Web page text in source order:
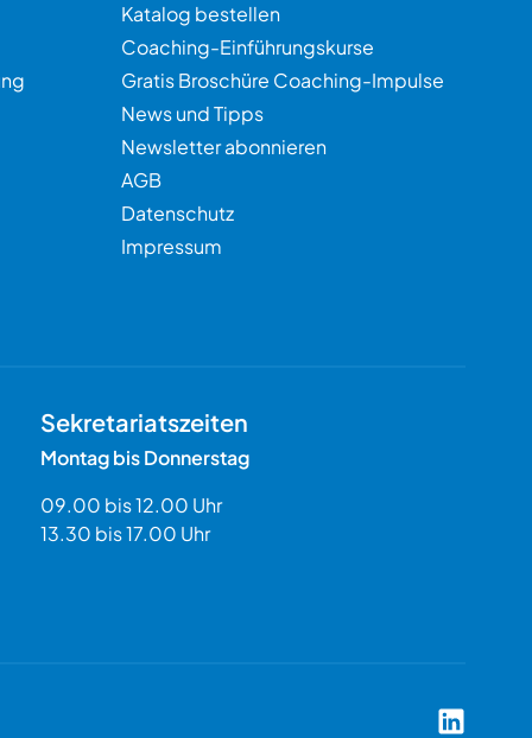
Katalog bestellen
Coaching-Einführungskurse
Gratis Broschüre Coaching-Impulse
News und Tipps
Newsletter abonnieren
AGB
Datenschutz
Impressum
Sekretariatszeiten
Montag bis Donnerstag
09.00 bis 12.00 Uhr
13.30 bis 17.00 Uhr
Coach